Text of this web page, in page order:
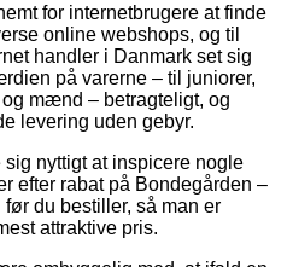
for internetbrugere at finde
online webshops, og til
handler i Danmark set sig
på varerne – til juniorer,
mænd – betragteligt, og
levering uden gebyr.
nyttigt at inspicere nogle
efter rabat på Bondegården –
du bestiller, så man er
attraktive pris.